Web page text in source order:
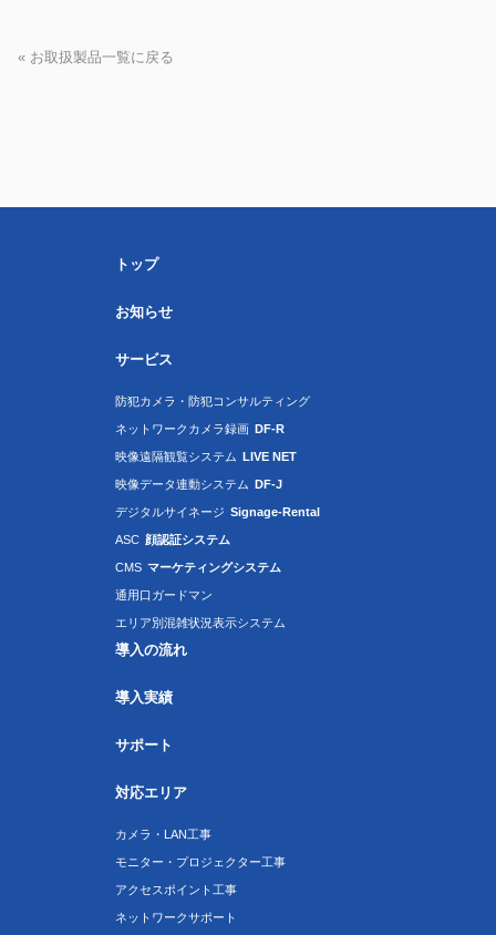
« お取扱製品一覧に戻る
トップ
お知らせ
サービス
防犯カメラ・防犯コンサルティング
ネットワークカメラ録画 DF-R
映像遠隔観覧システム LIVE NET
映像データ連動システム DF-J
デジタルサイネージ Signage-Rental
ASC 顔認証システム
CMS マーケティングシステム
通用口ガードマン
エリア別混雑状況表示システム
導入の流れ
導入実績
サポート
対応エリア
カメラ・LAN工事
モニター・プロジェクター工事
アクセスポイント工事
ネットワークサポート